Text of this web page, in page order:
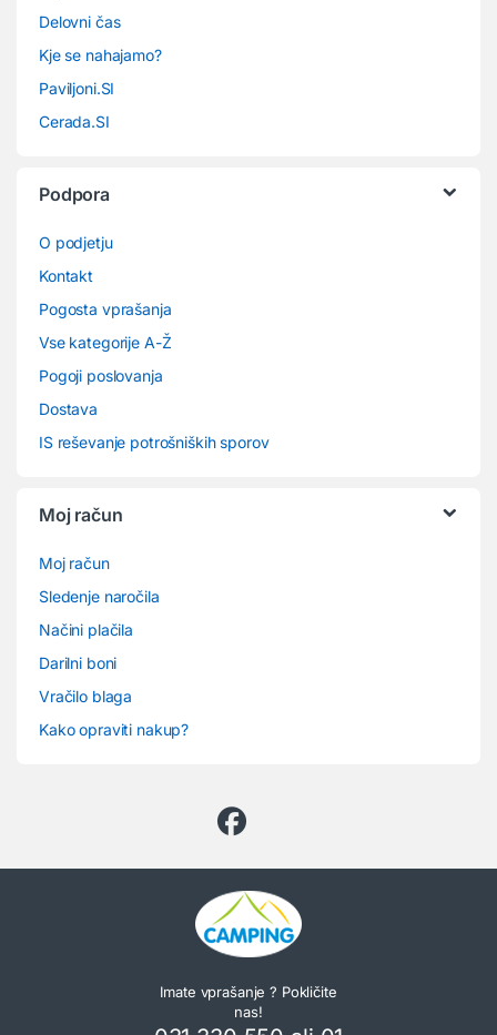
Delovni čas
Kje se nahajamo?
Paviljoni.SI
Cerada.SI
Podpora
O podjetju
Kontakt
Pogosta vprašanja
Vse kategorije A-Ž
Pogoji poslovanja
Dostava
IS reševanje potrošniških sporov
Moj račun
Moj račun
Sledenje naročila
Načini plačila
Darilni boni
Vračilo blaga
Kako opraviti nakup?
Imate vprašanje ? Pokličite
nas!